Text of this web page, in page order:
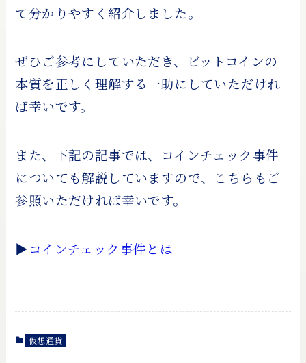
て分かりやすく紹介しました。
ぜひご参考にしていただき、ビットコインの
本質を正しく理解する一助にしていただけれ
ば幸いです。
また、下記の記事では、コインチェック事件
についても解説していますので、こちらもご
参照いただければ幸いです。
▶︎コインチェック事件とは
仮想通貨